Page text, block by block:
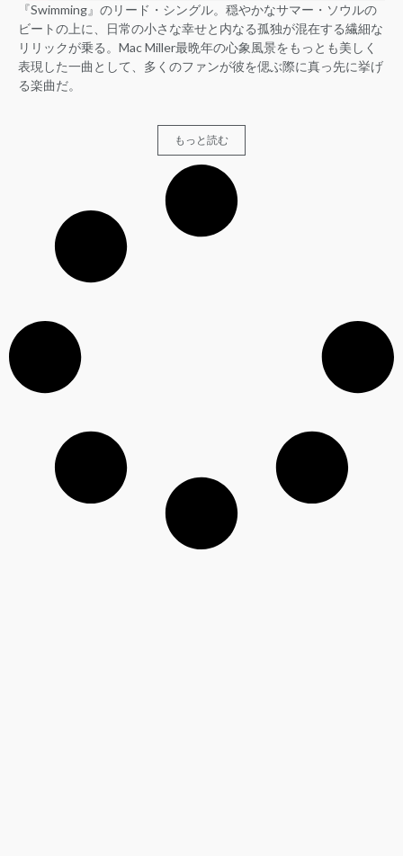
『Swimming』のリード・シングル。穏やかなサマー・ソウルの
ビートの上に、日常の小さな幸せと内なる孤独が混在する繊細な
リリックが乗る。Mac Miller最晩年の心象風景をもっとも美しく
表現した一曲として、多くのファンが彼を偲ぶ際に真っ先に挙げ
る楽曲だ。
もっと読む